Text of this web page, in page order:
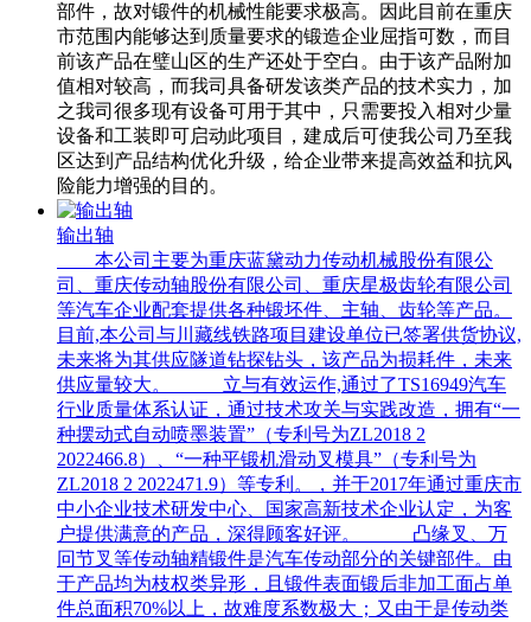
部件，故对锻件的机械性能要求极高。因此目前在重庆
市范围内能够达到质量要求的锻造企业屈指可数，而目
前该产品在璧山区的生产还处于空白。由于该产品附加
值相对较高，而我司具备研发该类产品的技术实力，加
之我司很多现有设备可用于其中，只需要投入相对少量
设备和工装即可启动此项目，建成后可使我公司乃至我
区达到产品结构优化升级，给企业带来提高效益和抗风
险能力增强的目的。
输出轴
本公司主要为重庆蓝黛动力传动机械股份有限公
司、重庆传动轴股份有限公司、重庆星极齿轮有限公司
等汽车企业配套提供各种锻坯件、主轴、齿轮等产品。
目前,本公司与川藏线铁路项目建设单位已签署供货协议,
未来将为其供应隧道钻探钻头，该产品为损耗件，未来
供应量较大。 立与有效运作,通过了TS16949汽车
行业质量体系认证，通过技术攻关与实践改造，拥有“一
种摆动式自动喷墨装置”（专利号为ZL2018 2
2022466.8）、“一种平锻机滑动叉模具”（专利号为
ZL2018 2 2022471.9）等专利。，并于2017年通过重庆市
中小企业技术研发中心、国家高新技术企业认定，为客
户提供满意的产品，深得顾客好评。 凸缘叉、万
冋节叉等传动轴精锻件是汽车传动部分的关键部件。由
于产品均为枝权类异形，且锻件表面锻后非加工面占单
件总面积70%以上，故难度系数极大；又由于是传动类